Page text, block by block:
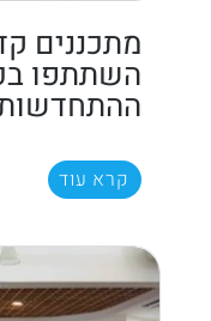
מתכננים
השתתפו
ההתחדשות
קרא עוד